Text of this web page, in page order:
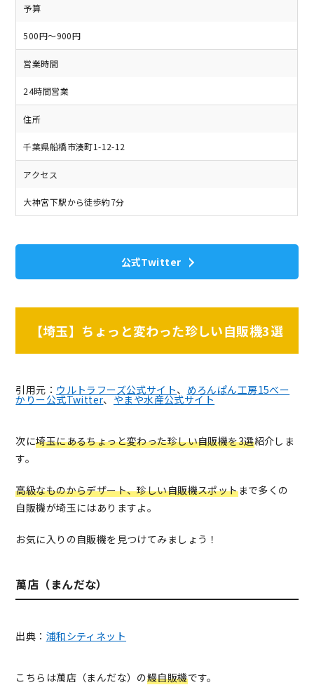
予算
500円～900円
営業時間
24時間営業
住所
千葉県船橋市湊町1-12-12
アクセス
大神宮下駅から徒歩約7分
公式Twitter
【埼玉】ちょっと変わった珍しい自販機3選
引用元： ウルトラフーズ公式サイト、 めろんぱん工房15べー
かりー公式Twitter、やまや水産公式サイト
次に埼玉にあるちょっと変わった珍しい自販機を3選紹介しま
す。
高級なものからデザート、珍しい自販機スポットまで多くの
自販機が埼玉にはありますよ。
お気に入りの自販機を見つけてみましょう！
萬店（まんだな）
出典： 浦和シティネット
こちらは萬店（まんだな）の鰻自販機です。